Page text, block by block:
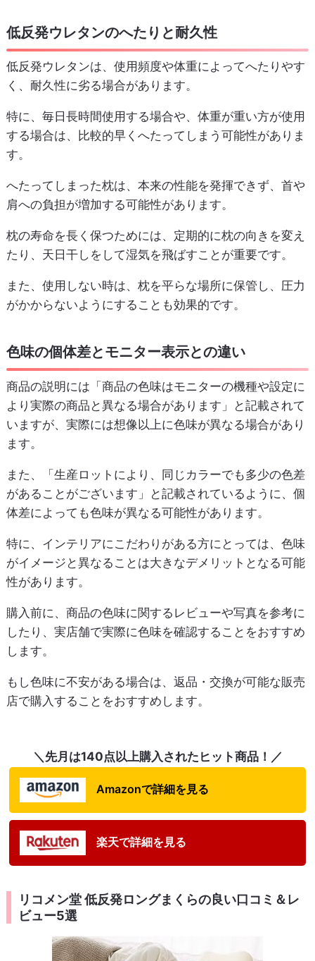
低反発ウレタンのへたりと耐久性
低反発ウレタンは、使用頻度や体重によってへたりやす
く、耐久性に劣る場合があります。
特に、毎日長時間使用する場合や、体重が重い方が使用
する場合は、比較的早くへたってしまう可能性がありま
す。
へたってしまった枕は、本来の性能を発揮できず、首や
肩への負担が増加する可能性があります。
枕の寿命を長く保つためには、定期的に枕の向きを変え
たり、天日干しをして湿気を飛ばすことが重要です。
また、使用しない時は、枕を平らな場所に保管し、圧力
がかからないようにすることも効果的です。
色味の個体差とモニター表示との違い
商品の説明には「商品の色味はモニターの機種や設定に
より実際の商品と異なる場合があります」と記載されて
いますが、実際には想像以上に色味が異なる場合があり
ます。
また、「生産ロットにより、同じカラーでも多少の色差
があることがございます」と記載されているように、個
体差によっても色味が異なる可能性があります。
特に、インテリアにこだわりがある方にとっては、色味
がイメージと異なることは大きなデメリットとなる可能
性があります。
購入前に、商品の色味に関するレビューや写真を参考に
したり、実店舗で実際に色味を確認することをおすすめ
します。
もし色味に不安がある場合は、返品・交換が可能な販売
店で購入することをおすすめします。
＼先月は140点以上購入されたヒット商品！／
Amazonで詳細を見る
楽天で詳細を見る
リコメン堂 低反発ロングまくらの良い口コミ＆レ
ビュー5選